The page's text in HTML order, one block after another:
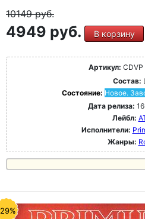
10149руб.
4949 руб. В корзину
Артикул:
Состав:
Состояние: Новое.
Дата релиза:
Лейбл:
Исполнители:
Жанры: